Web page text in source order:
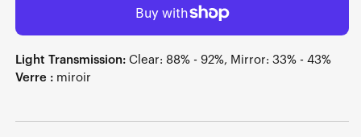
Light Transmission: Clear: 88% - 92%, Mirror: 33% - 43%
Verre : miroir